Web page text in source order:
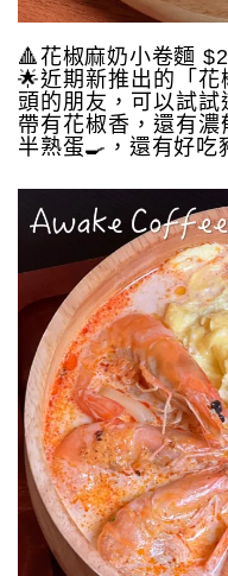
🔺花椒麻奶小卷麵
🌟近期新推出的「
頭的朋友，可以試
帶有花椒香，還有
半熟蛋🍳，還有好吃